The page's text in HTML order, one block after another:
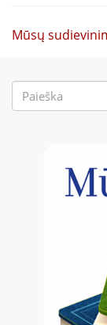
Mūsų
Paieškos